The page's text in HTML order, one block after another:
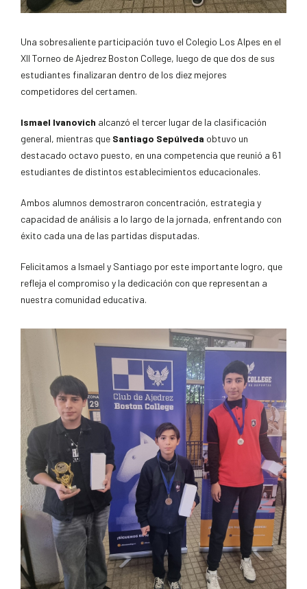
Una sobresaliente participación tuvo el Colegio Los Alpes en el
XII Torneo de Ajedrez Boston College, luego de que dos de sus
estudiantes finalizaran dentro de los diez mejores
competidores del certamen.
Ismael Ivanovich alcanzó el tercer lugar de la clasificación
general, mientras que Santiago Sepúlveda obtuvo un
destacado octavo puesto, en una competencia que reunió a 61
estudiantes de distintos establecimientos educacionales.
Ambos alumnos demostraron concentración, estrategia y
capacidad de análisis a lo largo de la jornada, enfrentando con
éxito cada una de las partidas disputadas.
Felicitamos a Ismael y Santiago por este importante logro, que
refleja el compromiso y la dedicación con que representan a
nuestra comunidad educativa.